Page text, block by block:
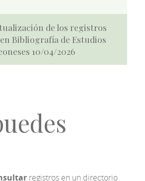
de los registros
Bibliografía de Estudios
10/04/2026
registros en un directorio